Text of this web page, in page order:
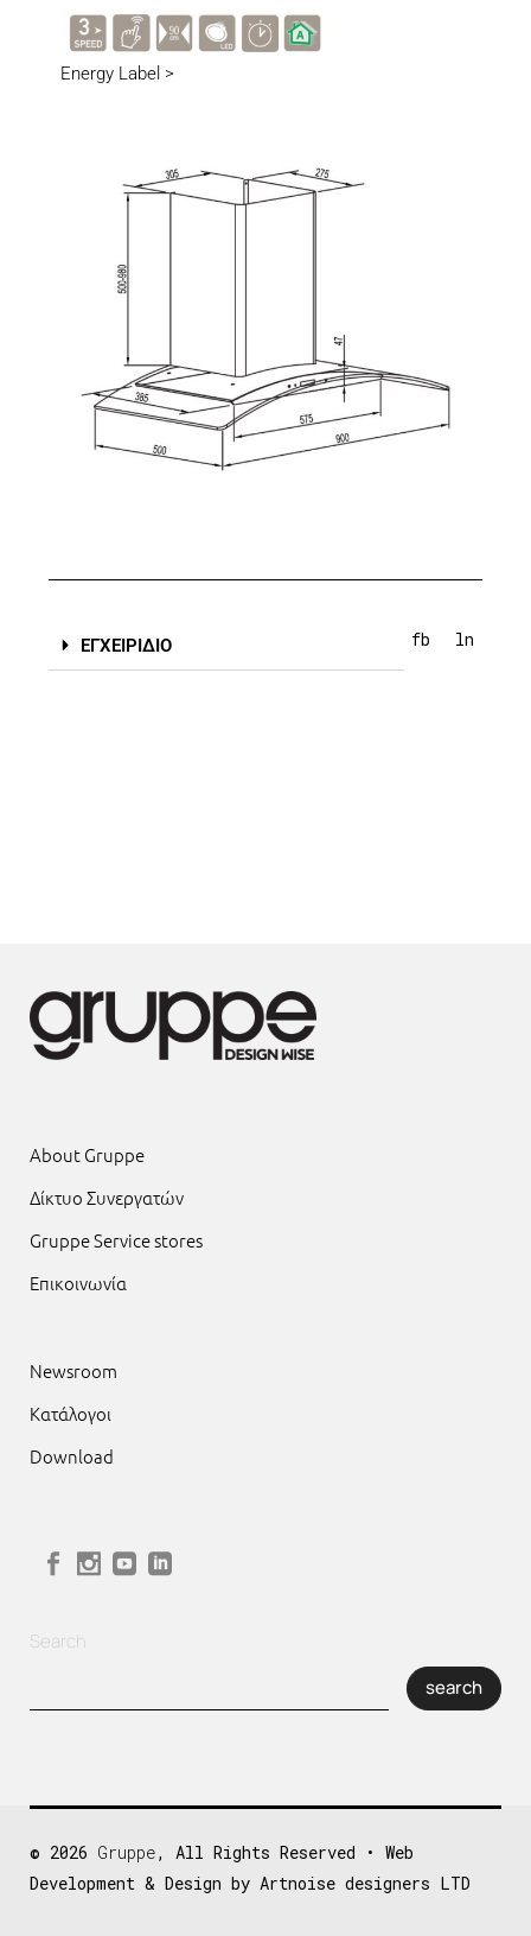
Energy Label >
ΕΓΧΕΙΡΙΔΙΟ fb ln
About Gruppe
Δίκτυο Συνεργατών
Gruppe Service stores
Επικοινωνία
Newsroom
Κατάλογοι
Download
Search
search
© 2026 Gruppe, All Rights Reserved • Web
Development & Design by Artnoise designers LTD